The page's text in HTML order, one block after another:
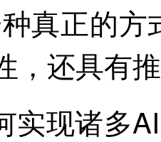
真正的
，还具有
实现诸多